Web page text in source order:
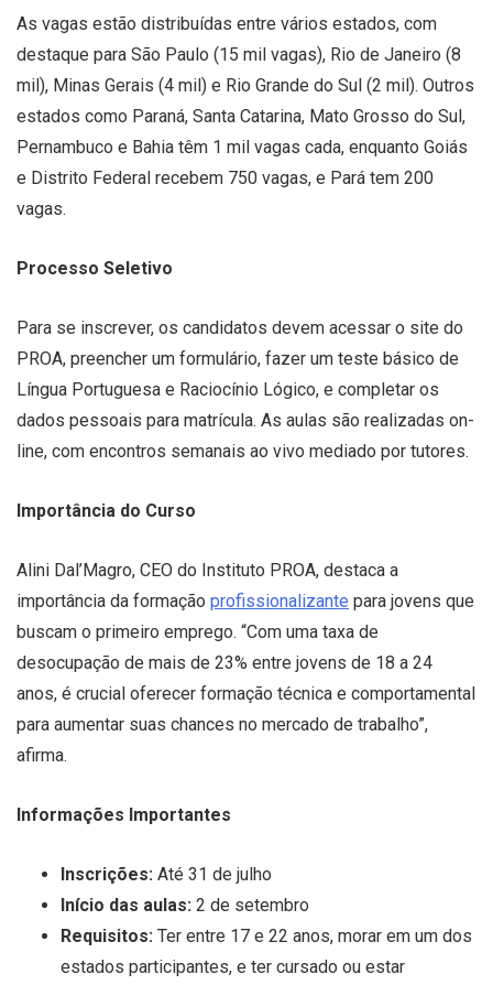
As vagas estão distribuídas entre vários estados, com
destaque para São Paulo (15 mil vagas), Rio de Janeiro (8
mil), Minas Gerais (4 mil) e Rio Grande do Sul (2 mil). Outros
estados como Paraná, Santa Catarina, Mato Grosso do Sul,
Pernambuco e Bahia têm 1 mil vagas cada, enquanto Goiás
e Distrito Federal recebem 750 vagas, e Pará tem 200
vagas.
Processo Seletivo
Para se inscrever, os candidatos devem acessar o site do
PROA, preencher um formulário, fazer um teste básico de
Língua Portuguesa e Raciocínio Lógico, e completar os
dados pessoais para matrícula. As aulas são realizadas on-
line, com encontros semanais ao vivo mediado por tutores.
Importância do Curso
Alini Dal’Magro, CEO do Instituto PROA, destaca a
importância da formação profissionalizante para jovens que
buscam o primeiro emprego. “Com uma taxa de
desocupação de mais de 23% entre jovens de 18 a 24
anos, é crucial oferecer formação técnica e comportamental
para aumentar suas chances no mercado de trabalho”,
afirma.
Informações Importantes
Inscrições: Até 31 de julho
Início das aulas: 2 de setembro
Requisitos: Ter entre 17 e 22 anos, morar em um dos
estados participantes, e ter cursado ou estar